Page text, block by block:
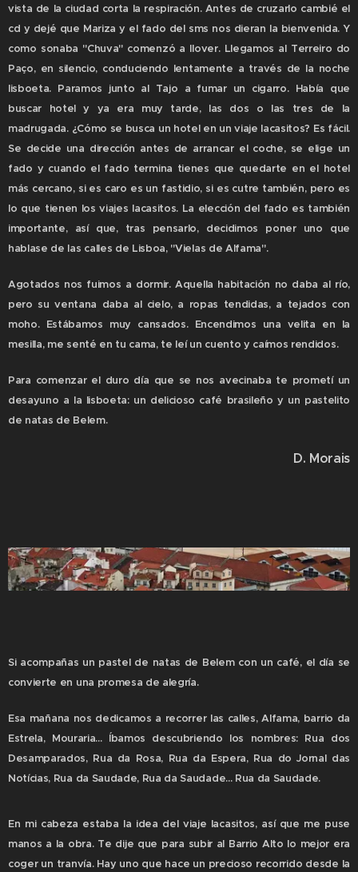
vista de la ciudad corta la respiración. Antes de cruzarlo cambié el
cd y dejé que Mariza y el fado del sms nos dieran la bienvenida. Y
como sonaba "Chuva" comenzó a llover. Llegamos al Terreiro do
Paço, en silencio, conduciendo lentamente a través de la noche
lisboeta. Paramos junto al Tajo a fumar un cigarro. Había que
buscar hotel y ya era muy tarde, las dos o las tres de la
madrugada. ¿Cómo se busca un hotel en un viaje lacasitos? Es fácil.
Se decide una dirección antes de arrancar el coche, se elige un
fado y cuando el fado termina tienes que quedarte en el hotel
más cercano, si es caro es un fastidio, si es cutre también, pero es
lo que tienen los viajes lacasitos. La elección del fado es también
importante, así que, tras pensarlo, decidimos poner uno que
hablase de las calles de Lisboa, "Vielas de Alfama".
Agotados nos fuimos a dormir. Aquella habitación no daba al río,
pero su ventana daba al cielo, a ropas tendidas, a tejados con
moho. Estábamos muy cansados. Encendimos una velita en la
mesilla, me senté en tu cama, te leí un cuento y caímos rendidos.
Para comenzar el duro día que se nos avecinaba te prometí un
desayuno a la lisboeta: un delicioso café brasileño y un pastelito
de natas de Belem.
D. Morais
Si acompañas un pastel de natas de Belem con un café, el día se
convierte en una promesa de alegría.
Esa mañana nos dedicamos a recorrer las calles, Alfama, barrio da
Estrela, Mouraria... Íbamos descubriendo los nombres: Rua dos
Desamparados, Rua da Rosa, Rua da Espera, Rua do Jornal das
Notícias, Rua da Saudade, Rua da Saudade... Rua da Saudade.
En mi cabeza estaba la idea del viaje lacasitos, así que me puse
manos a la obra. Te dije que para subir al Barrio Alto lo mejor era
coger un tranvía. Hay uno que hace un precioso recorrido desde la